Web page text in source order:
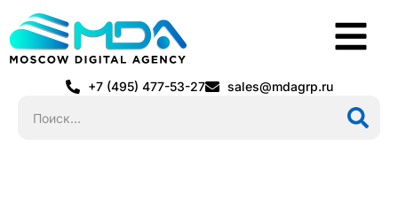
+7 (495) 477-53-27 sales@mdagrp.ru